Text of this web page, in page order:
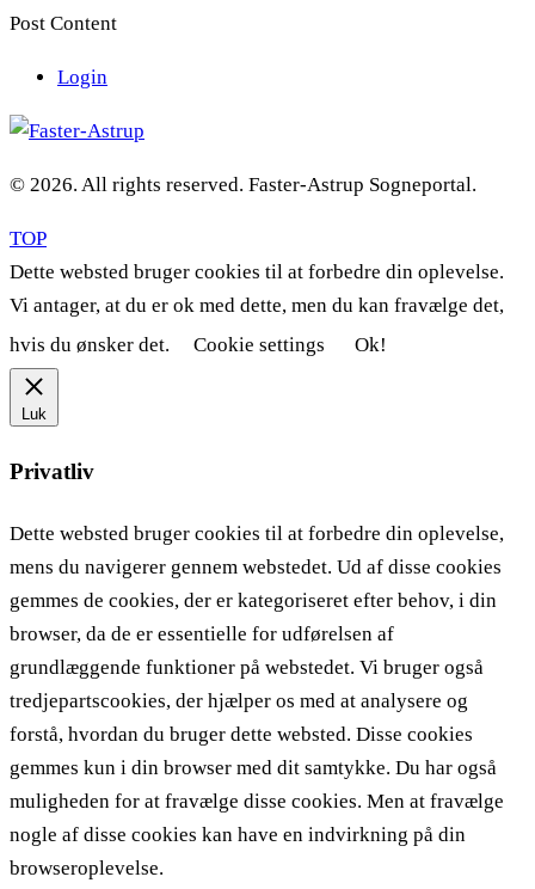
Post Content
Login
© 2026. All rights reserved. Faster-Astrup Sogneportal.
TOP
Dette websted bruger cookies til at forbedre din oplevelse.
Vi antager, at du er ok med dette, men du kan fravælge det,
hvis du ønsker det.
Cookie settings Ok!
Luk
Privatliv
Dette websted bruger cookies til at forbedre din oplevelse,
mens du navigerer gennem webstedet. Ud af disse cookies
gemmes de cookies, der er kategoriseret efter behov, i din
browser, da de er essentielle for udførelsen af ​​
grundlæggende funktioner på webstedet. Vi bruger også
tredjepartscookies, der hjælper os med at analysere og
forstå, hvordan du bruger dette websted. Disse cookies
gemmes kun i din browser med dit samtykke. Du har også
muligheden for at fravælge disse cookies. Men at fravælge
nogle af disse cookies kan have en indvirkning på din
browseroplevelse.